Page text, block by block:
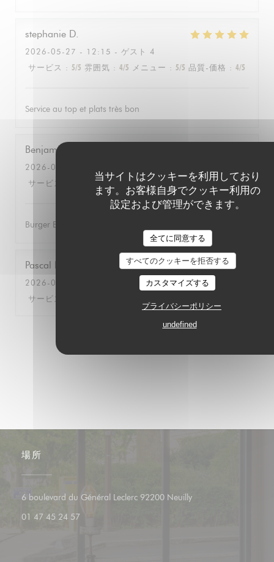
当サイトはクッキーを利用しており
ます。お客様自身でクッキー利用の
設定および管理ができます。
全てに同意する
すべてのクッキーを拒否する
カスタマイズする
プライバシーポリシー
undefined
stephanie D
2026-05-27 - 12:15 - ゲスト 4
サービス : 5/5 雰囲気 : 4/5 メニュー : 5/5 品質-価格 : 4/5
Service au top et plats très bon
Benjamin
2026-05-12
サービス
雰囲気: 4 メニュー : 品質-価格: 5 /5
Burger Excellent, service efficace
Pascal B
2026-05-11
- 12:30 - ゲスト 4
サービス
場所
6 boulevard du Général Leclerc 92200 Neuilly((新しいウィンドウ
01 47 45 24 57